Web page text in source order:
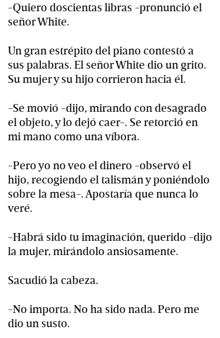
-Quiero doscientas libras -pronunció el
señor White.
Un gran estrépito del piano contestó a
sus palabras. El señor White dio un grito.
Su mujer y su hijo corrieron hacia él.
-Se movió -dijo, mirando con desagrado
el objeto, y lo dejó caer-. Se retorció en
mi mano como una víbora.
-Pero yo no veo el dinero -observó el
hijo, recogiendo el talismán y poniéndolo
sobre la mesa-. Apostaría que nunca lo
veré.
-Habrá sido tu imaginación, querido -dijo
la mujer, mirándolo ansiosamente.
Sacudió la cabeza.
-No importa. No ha sido nada. Pero me
dio un susto.